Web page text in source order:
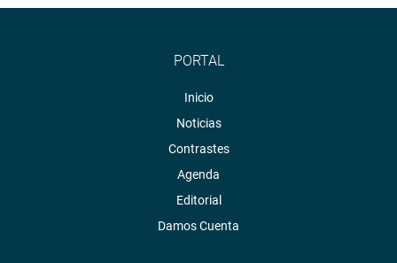
PORTAL
Inicio
Noticias
Contrastes
Agenda
Editorial
Damos Cuenta